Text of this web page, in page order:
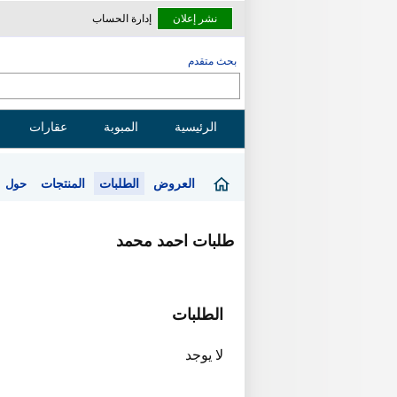
نشر إعلان إدارة الحساب
بحث متقدم
الرئيسية المبوبة عقارات
العروض الطلبات المنتجات حول
طلبات احمد محمد
الطلبات
لا يوجد